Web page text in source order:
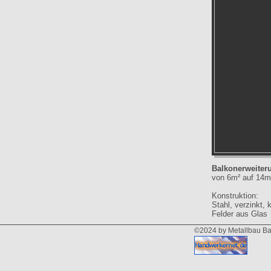
von 6m² auf
Konstruktion:
Stahl, verzinkt,
Felder aus Glas
©2024 by Metallbau